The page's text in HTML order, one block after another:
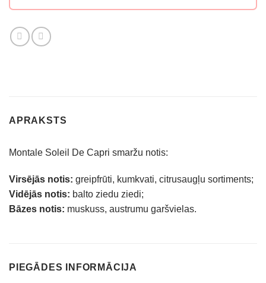
APRAKSTS
Montale Soleil De Capri smaržu notis:
Virsējās notis: greipfrūti, kumkvati, citrusaugļu sortiments;
Vidējās notis: balto ziedu ziedi;
Bāzes notis: muskuss, austrumu garšvielas.
PIEGĀDES INFORMĀCIJA